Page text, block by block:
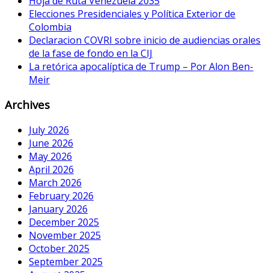
Elecciones Presidenciales y Política Exterior de
Colombia
Declaracion COVRI sobre inicio de audiencias orales
de la fase de fondo en la CIJ
La retórica apocalíptica de Trump – Por Alon Ben-
Meir
Archives
July 2026
June 2026
May 2026
April 2026
March 2026
February 2026
January 2026
December 2025
November 2025
October 2025
September 2025